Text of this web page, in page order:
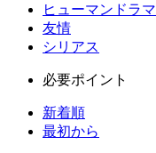
ヒューマンドラマ
友情
シリアス
必要ポイント
新着順
最初から